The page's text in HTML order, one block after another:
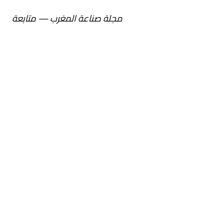
مجلة صناعة المغرب — متابعة